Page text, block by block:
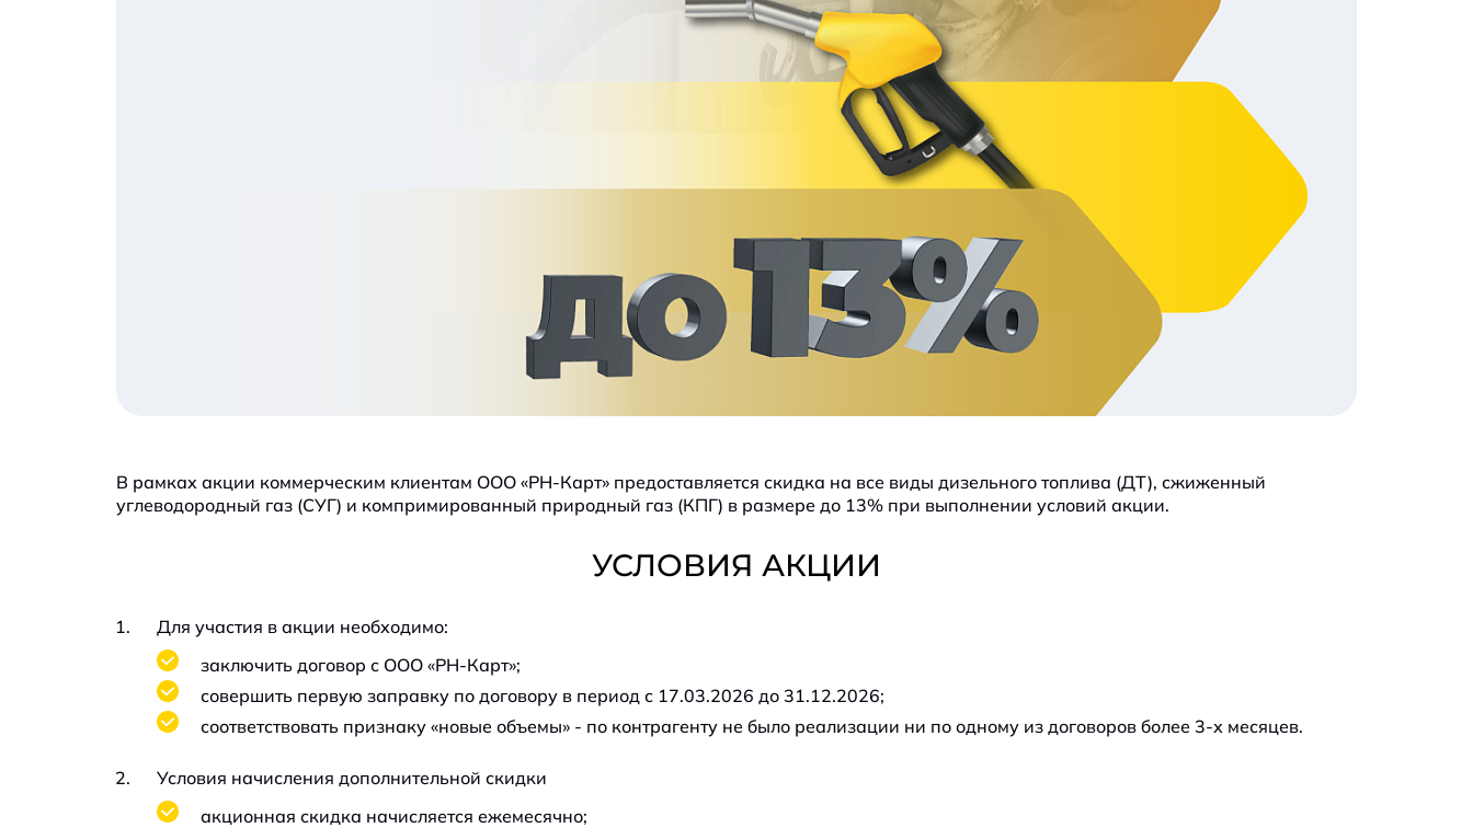
В рамках акции коммерческим клиентам ООО «РН-Карт» предоставляется скидка на все виды дизельного топлива (ДТ), сжиженный
углеводородный газ (СУГ) и компримированный природный газ (КПГ) в размере до 13% при выполнении условий акции.
УСЛОВИЯ АКЦИИ
Для участия в акции необходимо:
заключить договор с ООО «РН-Карт»;
совершить первую заправку по договору в период с 17.03.2026 до 31.12.2026;
соответствовать признаку «новые объемы» - по контрагенту не было реализации ни по одному из договоров более 3-х месяцев.
Условия начисления дополнительной скидки
акционная скидка начисляется ежемесячно;